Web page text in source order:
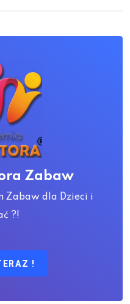
Zabaw
Zabaw dla Dzieci i
?!
!